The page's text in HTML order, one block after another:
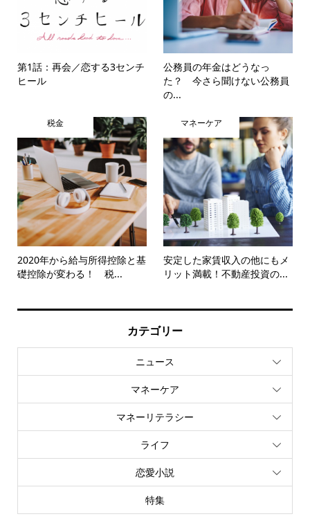
第1話：再会／恋する3センチ
ヒール
公務員の年金はどうなっ
た？ 今さら聞けない公務員
の...
税金
2020年から給与所得控除と基
礎控除が変わる！ 税...
マネーケア
安定した家賃収入の他にもメ
リット満載！不動産投資の...
カテゴリー
ニュース
マネーケア
マネーリテラシー
ライフ
恋愛小説
特集